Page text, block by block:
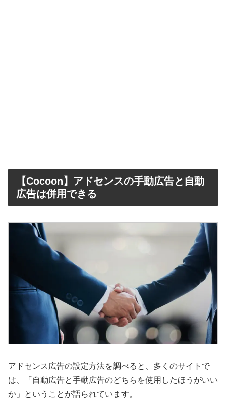
【Cocoon】アドセンスの手動広告と自動
広告は併用できる
アドセンス広告の設定方法を調べると、多くのサイトで
は、「自動広告と手動広告のどちらを使用したほうがいい
か」ということが語られています。